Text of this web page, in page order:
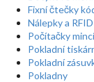
Fixní čtečky
Nálepky a RFID
Počítačky
Pokladní
Pokladní
Pokladny